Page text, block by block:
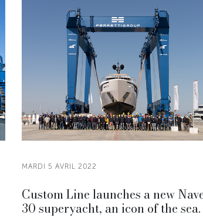
MARDI 5 AVRIL 2022
Custom Line launches a new
30 superyacht, an icon of the sea.